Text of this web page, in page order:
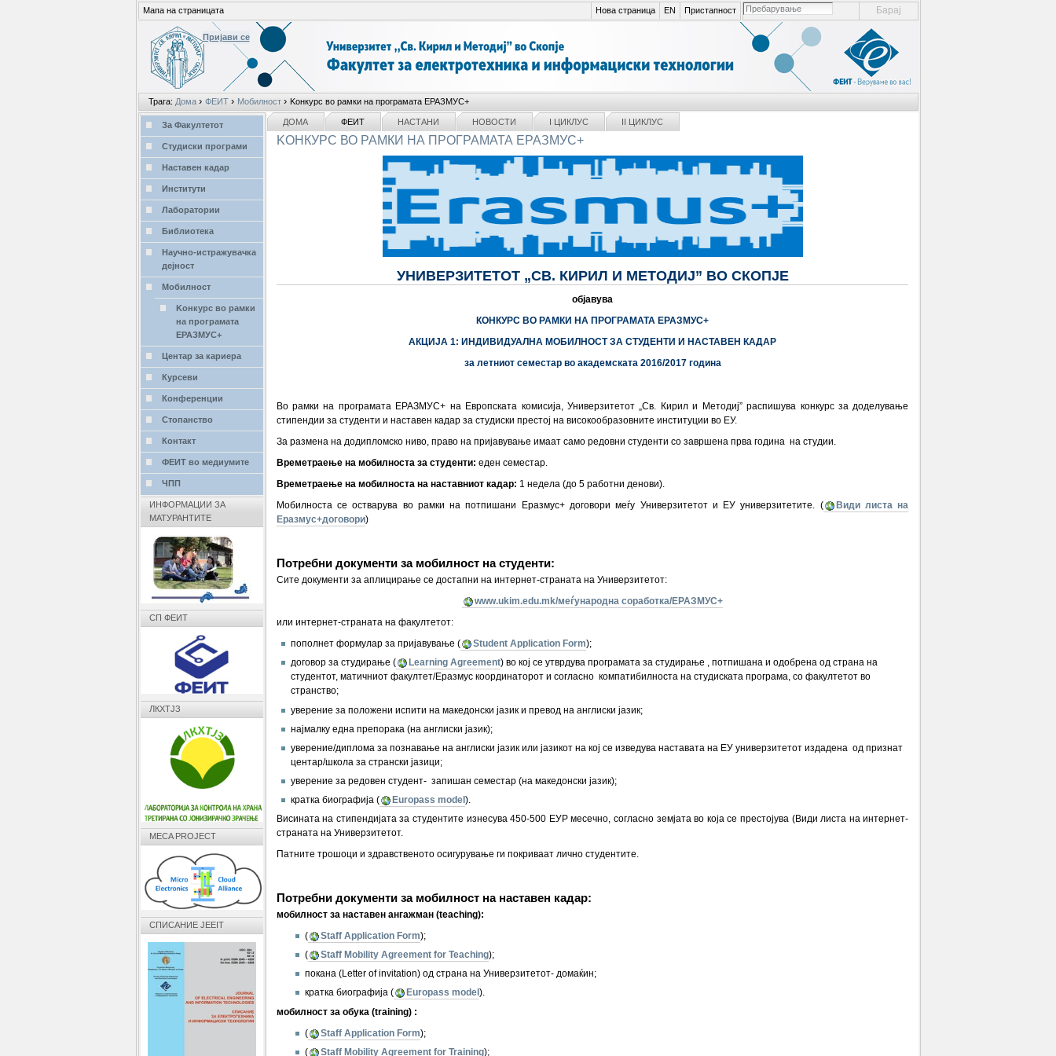
Лични
алати
Пријави се
Трага: Дома › ФЕИТ › Мобилност › Kонкурс во рамки на програмата ЕРАЗМУС+
пребарување ел. места
напредно пребарување...
Мапа на страницата Пристапност
EN
Нова страница
делови
ДОМА ФЕИТ НАСТАНИ НОВОСТИ I ЦИКЛУС II ЦИКЛУС
KОНКУРС ВО РАМКИ НА ПРОГРАМАТА ЕРАЗМУС+
УНИВЕРЗИТЕТОТ „СВ. КИРИЛ И МЕТОДИЈ” ВО СКОПЈЕ
објавува
КОНКУРС ВО РАМКИ НА ПРОГРАМАТА ЕРАЗМУС+
АКЦИЈА 1: ИНДИВИДУАЛНА МОБИЛНОСТ ЗА СТУДЕНТИ И НАСТАВЕН КАДАР
за летниот семестар во академската 2016/2017 година
Во рамки на програмата ЕРАЗМУС+ на Европската комисија, Универзитетот „Св. Кирил и Методиј” распишува конкурс за доделување
стипендии за студенти и наставен кадар за студиски престој на високообразовните институции во ЕУ.
За размена на додипломско ниво, право на пријавување имаат само редовни студенти со завршена прва година на студии.
Времетраење на мобилноста за студенти: еден семестaр.
Времетраење на мобилноста на наставниот кадар: 1 недела (до 5 работни денови).
Мобилноста се остварува во рамки на потпишани Еразмус+ договори меѓу Универзитетот и ЕУ универзитетите. (
Види листа на
Еразмус+договори)
Потребни документи за мобилност на студенти:
Сите документи за аплицирање се достапни на интернет-страната на Универзитетот:
www.ukim.edu.mk/меѓународна соработка/ЕРАЗМУС+
или интернет-страната на факултетот:
пополнет формулар за пријавување (
Student Application Form);
договор за студирање (
Learning Agreement) во кој се утврдува програмата за студирање , потпишана и одобрена од страна на
студентот, матичниот факултет/Еразмус координаторот и согласно компатибилноста на студиската програма, со факултетот во
странство;
уверение за положени испити на македонски јазик и превод на англиски јазик;
најмалку една препорака (на англиски јазик);
уверение/диплома за познавање на англиски јазик или јазикот на кој се изведува наставата на ЕУ универзитетот издадена од признат
центар/школа за странски јазици;
уверение за редовен студент- запишан семестар (на македонски јазик);
кратка биографија (
Europass model).
Висината на стипендијата за студентите изнесува 450-500 ЕУР месечно, согласно земјата во која се престојува (Види листа на интернет-
страната на Универзитетот.
Патните трошоци и здравственото осигурување ги покриваат лично студентите.
Потребни документи за мобилност на наставен кадар:
мобилност за наставeн ангажман(teaching):
(
Staff Application Form);
(
Staff Mobility Agreement for Teaching);
покана (Letter of invitation) од страна на Универзитетот- домаќин;
кратка биографија (
Europass model).
мобилност за обука (training) :
(
Staff Application Form);
(
Staff Mobility Agreement for Training);
NAVIGATION
За Факултетот
Студиски програми
Наставен кадар
Институти
Лаборатории
Библиотека
Научно-истражувачка
дејност
Мобилност
Kонкурс во рамки
на програмата
ЕРАЗМУС+
Центар за кариера
Курсеви
Конференции
Стопанство
Контакт
ФЕИТ во медиумите
ЧПП
ИНФОРМАЦИИ ЗА
МАТУРАНТИТЕ
СП ФЕИТ
ЛКХТЈЗ
MECA PROJECT
СПИСАНИЕ JEEIT